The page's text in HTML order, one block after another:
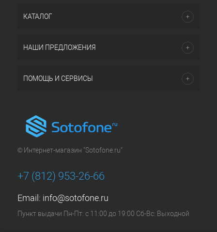
КАТАЛОГ
НАШИ ПРЕДЛОЖЕНИЯ
ПОМОЩЬ И СЕРВИСЫ
© Интернет-магазин "Sotofone.ru"
+7 (812) 953-26-66
Email: info@sotofone.ru
Пункт выдачи Пн-Пт: с 11:00 до 19:00 Сб-Вс: Выходной